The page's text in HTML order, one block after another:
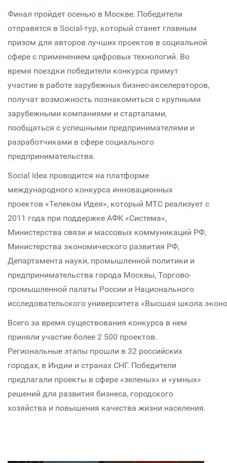
Финал пройдет осенью в Москве. Победители
отправятся в Social-тур, который станет главным
призом для авторов лучших проектов в социальной
сфере с применением цифровых технологий. Во
время поездки победители конкурса примут
участие в работе зарубежных бизнес-акселераторов,
получат возможность познакомиться с крупными
зарубежными компаниями и стартапами,
пообщаться с успешными предпринимателями и
разработчиками в сфере социального
предпринимательства.
Social Idea проводится на платформе
международного конкурса инновационных
проектов «Телеком Идея», который МТС реализует с
2011 года при поддержке АФК «Система»,
Министерства связи и массовых коммуникаций РФ,
Министерства экономического развития РФ,
Департамента науки, промышленной политики и
предпринимательства города Москвы, Торгово-
промышленной палаты России и Национального
исследовательского университета «Высшая школа
Всего за время существования конкурса в нем
приняли участие более 2 500 проектов.
Региональные этапы прошли в 32 российских
городах, в Индии и странах СНГ. Победители
предлагали проекты в сфере «зеленых» и «умных»
решений для развития бизнеса, городского
хозяйства и повышения качества жизни населения.